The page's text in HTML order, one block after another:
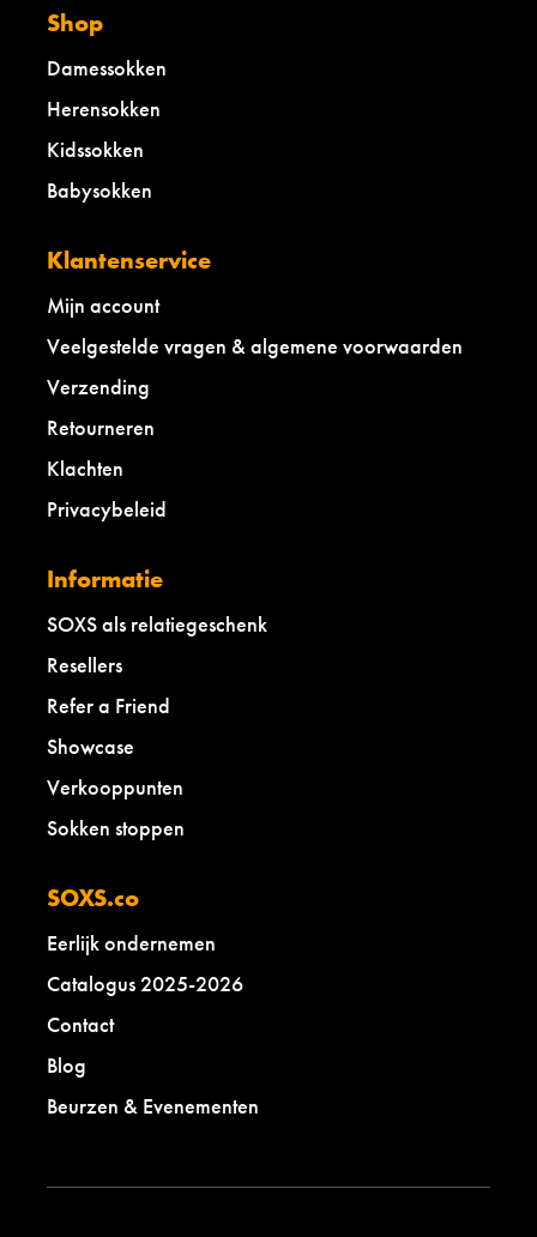
Shop
Damessokken
Herensokken
Kidssokken
Babysokken
Klantenservice
Mijn account
Veelgestelde vragen & algemene voorwaarden
Verzending
Retourneren
Klachten
Privacybeleid
Informatie
SOXS als relatiegeschenk
Resellers
Refer a Friend
Showcase
Verkooppunten
Sokken stoppen
SOXS.co
Eerlijk ondernemen
Catalogus 2025-2026
Contact
Blog
Beurzen & Evenementen